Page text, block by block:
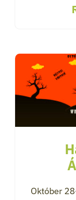
Október